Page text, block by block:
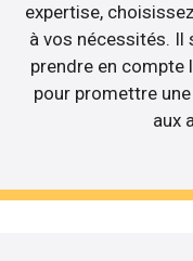
expertise,
à vos nécessités.
prendre en compte
pour promettre
aux